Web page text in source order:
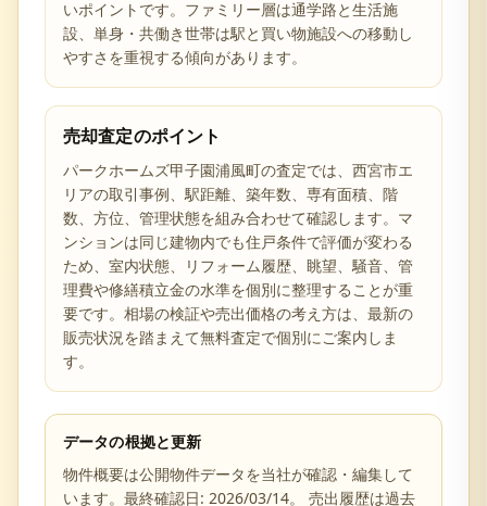
いポイントです。ファミリー層は通学路と生活施
設、単身・共働き世帯は駅と買い物施設への移動し
やすさを重視する傾向があります。
売却査定のポイント
パークホームズ甲子園浦風町の査定では、西宮市エ
リアの取引事例、駅距離、築年数、専有面積、階
数、方位、管理状態を組み合わせて確認します。マ
ンションは同じ建物内でも住戸条件で評価が変わる
ため、室内状態、リフォーム履歴、眺望、騒音、管
理費や修繕積立金の水準を個別に整理することが重
要です。相場の検証や売出価格の考え方は、最新の
販売状況を踏まえて無料査定で個別にご案内しま
す。
データの根拠と更新
物件概要は公開物件データを当社が確認・編集して
います。最終確認日: 2026/03/14。 売出履歴は過去